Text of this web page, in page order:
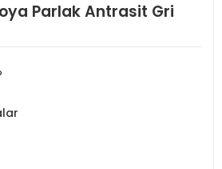
Parlak Antrasit Gri